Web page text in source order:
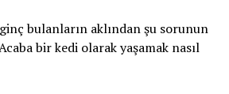
bulanların aklından şu sorunun
bir kedi olarak yaşamak nasıl